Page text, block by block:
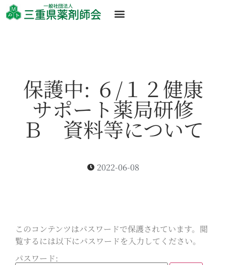
保護中: ６/１２健康
サポート薬局研修
Ｂ 資料等について
2022-06-08
このコンテンツはパスワードで保護されています。閲
覧するには以下にパスワードを入力してください。
パスワード: